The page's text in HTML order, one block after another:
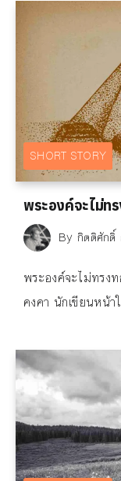
SHORT STORY
พระองค์จะไม่ท
By กิตติศักดิ์
พระองค์จะไม่ทรง
คงคา นักเขียนหน้า